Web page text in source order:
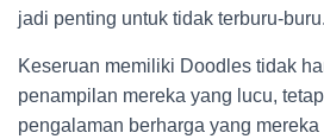
jadi penting untuk tidak terburu-buru.
Keseruan memiliki Doodles tidak
penampilan mereka yang lucu,
pengalaman berharga yang